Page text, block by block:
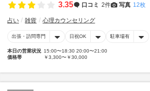
3.35 口コミ 2件 写真 12枚
占い 雑貨 心理カウンセリング
出張・訪問専門 日祝OK 駐車場有
本日の営業状況 15:00〜18:30 20:00〜21:00
価格帯
￥3,300〜￥30,000